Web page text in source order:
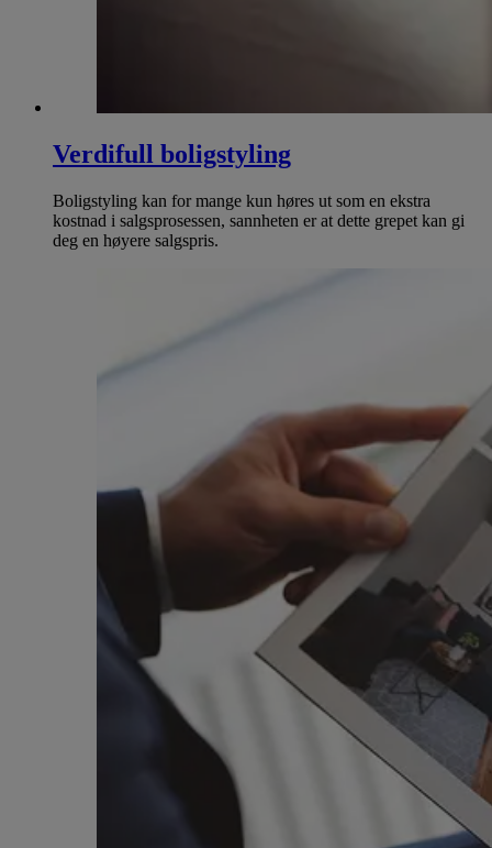
Verdifull boligstyling
Boligstyling kan for mange kun høres ut som en ekstra
kostnad i salgsprosessen, sannheten er at dette grepet kan gi
deg en høyere salgspris.